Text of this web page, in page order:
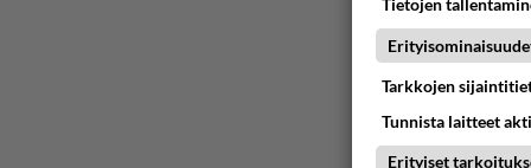
1
Tietojen
Tarkkojen
Tunnista laitteet
Erityiset